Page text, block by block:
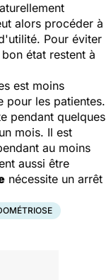
alors procéder à
Pour éviter
état restent à
est moins
pour les patientes.
pendant quelques
mois. Il est
au moins
aussi être
nécessite un arrêt